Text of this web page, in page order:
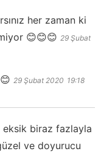
her zaman ki
😊😊😊 29 Şubat
29 Şubat 2020 19:18
eksik biraz fazlayla
ve doyurucu